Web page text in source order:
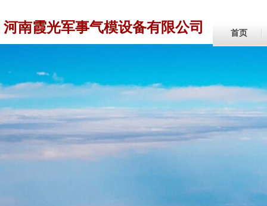
河南霞光军事气模设备有限公司 首页